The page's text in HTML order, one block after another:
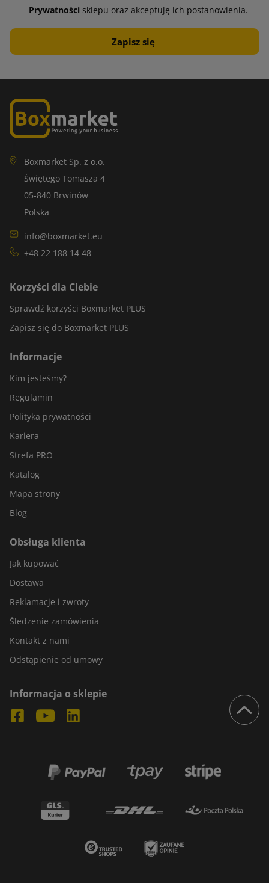
Prywatności sklepu oraz akceptuję ich postanowienia.
Boxmarket Sp. z o.o.
Świętego Tomasza 4
05-840 Brwinów
Polska
info@boxmarket.eu
+48 22 188 14 48
Korzyści dla Ciebie
Sprawdź korzyści Boxmarket PLUS
Zapisz się do Boxmarket PLUS
Informacje
Kim jesteśmy?
Regulamin
Polityka prywatności
Kariera
Strefa PRO
Katalog
Mapa strony
Blog
Obsługa klienta
Jak kupować
Dostawa
Reklamacje i zwroty
Śledzenie zamówienia
Kontakt z nami
Odstąpienie od umowy
Informacja o sklepie